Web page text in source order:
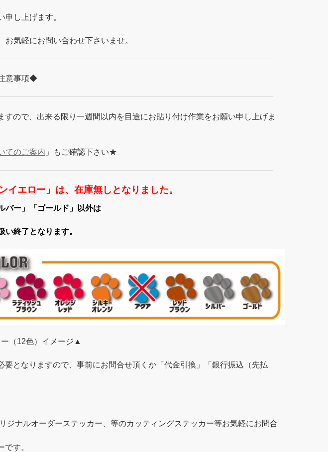
申し上げます。
気軽にお問い合わせ下さいませ。
意事項◆
ので、出来る限り一週間以内を目途にお貼り付け作業をお願い申し上げま
てのご案内 」もご確認下さい★
エロー」は、在庫無しとなりました。
バー」「ゴールド」以外は
い終了となります。
（12色）イメージ▲
となりますので、事前にお問合せ頂くか「代金引換」「銀行振込（先払
ナルオーダーステッカー、等のカッティングステッカー等お気軽にお問合
す。